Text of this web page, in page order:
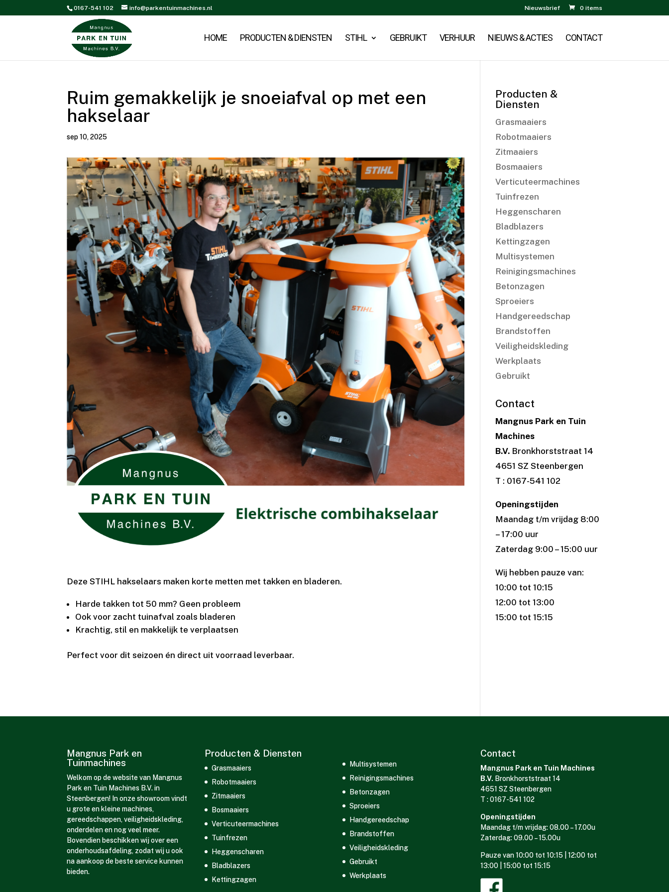
0167-541 102 info@parkentuinmachines.nl Nieuwsbrief 0 items
HOME PRODUCTEN & DIENSTEN STIHL GEBRUIKT VERHUUR NIEUWS & ACTIES CONTACT
Ruim gemakkelijk je snoeiafval op met een
hakselaar
sep 10, 2025
Deze STIHL hakselaars maken korte metten met takken en bladeren.
Harde takken tot 50 mm? Geen probleem
Ook voor zacht tuinafval zoals bladeren
Krachtig, stil en makkelijk te verplaatsen
Perfect voor dit seizoen én direct uit voorraad leverbaar.
Producten &
Diensten
Grasmaaiers
Robotmaaiers
Zitmaaiers
Bosmaaiers
Verticuteermachines
Tuinfrezen
Heggenscharen
Bladblazers
Kettingzagen
Multisystemen
Reinigingsmachines
Betonzagen
Sproeiers
Handgereedschap
Brandstoffen
Veiligheidskleding
Werkplaats
Gebruikt
Contact
Mangnus Park en Tuin
Machines
B.V.Bronkhorststraat 14
4651 SZ Steenbergen
T : 0167-541 102
Openingstijden
Maandag t/m vrijdag 8:00
– 17:00 uur
Zaterdag 9:00 – 15:00 uur
Wij hebben pauze van:
10:00 tot 10:15
12:00 tot 13:00
15:00 tot 15:15
Mangnus Park en
Tuinmachines
Welkom op de website van Mangnus
Park en Tuin Machines B.V. in
Steenbergen! In onze showroom vindt
u grote en kleine machines,
gereedschappen, veiligheidskleding,
onderdelen en nog veel meer.
Bovendien beschikken wij over een
onderhoudsafdeling, zodat wij u ook
na aankoop de beste service kunnen
bieden.
Producten & Diensten
Grasmaaiers
Robotmaaiers
Zitmaaiers
Bosmaaiers
Verticuteermachines
Tuinfrezen
Heggenscharen
Bladblazers
Kettingzagen
Multisystemen
Reinigingsmachines
Betonzagen
Sproeiers
Handgereedschap
Brandstoffen
Veiligheidskleding
Gebruikt
Werkplaats
Contact
Mangnus Park en Tuin Machines
B.V. Bronkhorststraat 14
4651 SZ Steenbergen
T : 0167-541 102
Openingstijden
Maandag t/m vrijdag: 08.00 – 17.00u
Zaterdag: 09.00 – 15.00u
Pauze van 10:00 tot 10:15 | 12:00 tot
13:00 | 15:00 tot 15:15